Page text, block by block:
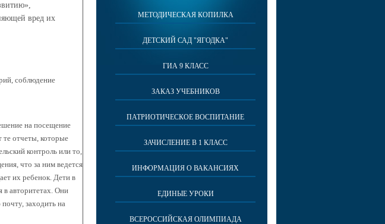
вред их
соблюдение
на посещение
отчеты, которые
контроль или то,
что за ним ведется
их ребенок. Дети в
в авторитетах. Они
заходить на
МЕТОДИЧЕСКАЯ КОПИЛКА
ДЕТСКИЙ САД "ЯГОДКА"
ГИА 9 КЛАСС
ЗАКАЗ УЧЕБНИКОВ
ПАТРИОТИЧЕСКОЕ ВОСПИТАНИЕ
ЗАЧИСЛЕНИЕ В 1 КЛАСС
ИНФОРМАЦИЯ О ВАКАНСИЯХ
ЕДИНЫЕ УРОКИ
ВСЕРОССИЙСКАЯ ОЛИМПИАДА